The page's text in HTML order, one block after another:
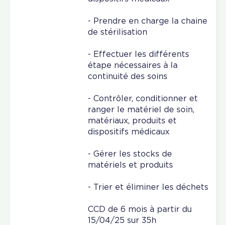
- Prendre en charge la chaine
de stérilisation
- Effectuer les différents
étape nécessaires à la
continuité des soins
- Contrôler, conditionner et
ranger le matériel de soin,
matériaux, produits et
dispositifs médicaux
- Gérer les stocks de
matériels et produits
- Trier et éliminer les déchets
CCD de 6 mois à partir du
15/04/25 sur 35h